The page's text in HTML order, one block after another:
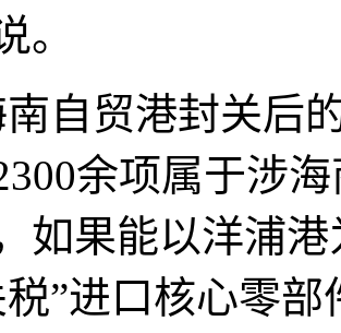
。
贸港封关后的
余项属于涉
如果能以洋浦
税”进口核心零